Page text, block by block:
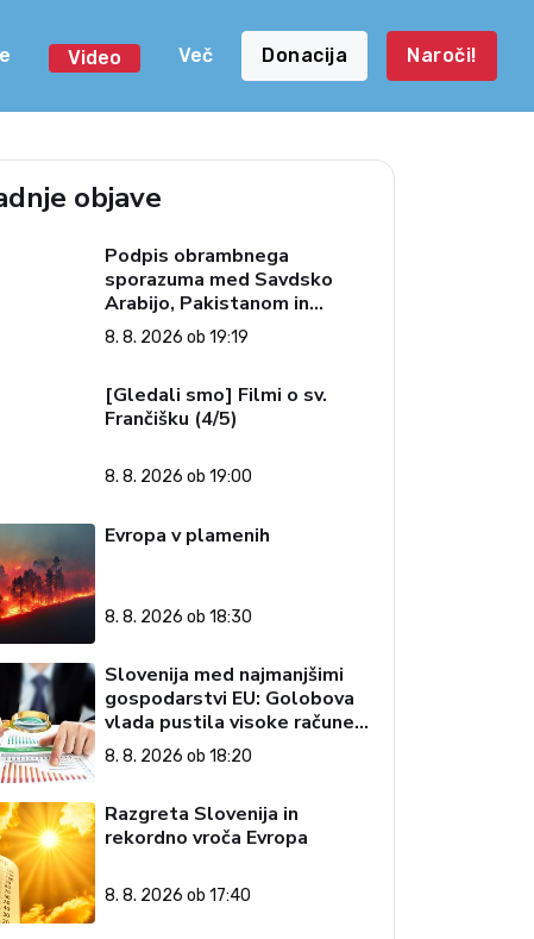
Video Več Donacija Naroči!
objave
Podpis obrambnega
sporazuma med Savdsko
Arabijo, Pakistanom in
Turčijo
8. 8. 2026 ob 19:19
[Gledali smo] Filmi o sv.
Frančišku (4/5)
8. 8. 2026 ob 19:00
Evropa v plamenih
8. 8. 2026 ob 18:30
Slovenija med najmanjšimi
gospodarstvi EU: Golobova
vlada pustila visoke račune
državi
8. 8. 2026 ob 18:20
Razgreta Slovenija in
rekordno vroča Evropa
8. 8. 2026 ob 17:40